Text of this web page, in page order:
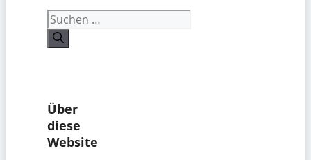
Suchen
nach:
Über
diese
Website